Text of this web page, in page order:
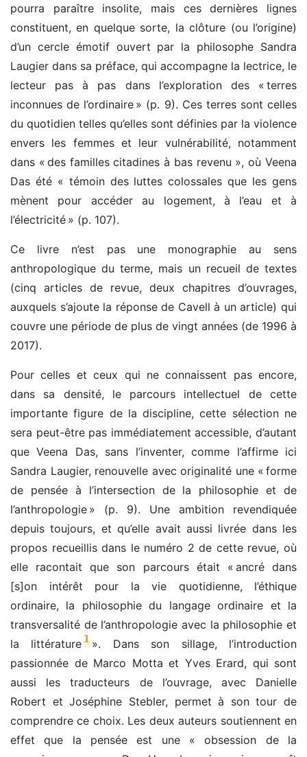
pourra paraître insolite, mais ces dernières lignes
constituent, en quelque sorte, la clôture (ou l’origine)
d’un cercle émotif ouvert par la philosophe Sandra
Laugier dans sa préface, qui accompagne la lectrice, le
lecteur pas à pas dans l’exploration des « terres
inconnues de l’ordinaire » (p. 9). Ces terres sont celles
du quotidien telles qu’elles sont définies par la violence
envers les femmes et leur vulnérabilité, notamment
dans « des familles citadines à bas revenu », où Veena
Das été « témoin des luttes colossales que les gens
mènent pour accéder au logement, à l’eau et à
l’électricité » (p. 107).
Ce livre n’est pas une monographie au sens
anthropologique du terme, mais un recueil de textes
(cinq articles de revue, deux chapitres d’ouvrages,
auxquels s’ajoute la réponse de Cavell à un article) qui
couvre une période de plus de vingt années (de 1996 à
2017).
Pour celles et ceux qui ne connaissent pas encore,
dans sa densité, le parcours intellectuel de cette
importante figure de la discipline, cette sélection ne
sera peut-être pas immédiatement accessible, d’autant
que Veena Das, sans l’inventer, comme l’affirme ici
Sandra Laugier, renouvelle avec originalité une « forme
de pensée à l’intersection de la philosophie et de
l’anthropologie » (p. 9). Une ambition revendiquée
depuis toujours, et qu’elle avait aussi livrée dans les
propos recueillis dans le numéro 2 de cette revue, où
elle racontait que son parcours était « ancré dans
[s]on intérêt pour la vie quotidienne, l’éthique
ordinaire, la philosophie du langage ordinaire et la
transversalité de l’anthropologie avec la philosophie et
la littérature1 ». Dans son sillage, l’introduction
passionnée de Marco Motta et Yves Erard, qui sont
aussi les traducteurs de l’ouvrage, avec Danielle
Robert et Joséphine Stebler, permet à son tour de
comprendre ce choix. Les deux auteurs soutiennent en
effet que la pensée est une « obsession de la